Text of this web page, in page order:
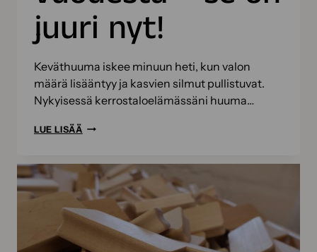
juuri nyt!
Keväthuuma iskee minuun heti, kun valon
määrä lisääntyy ja kasvien silmut pullistuvat.
Nykyisessä kerrostaloelämässäni huuma…
LUE LISÄÄ PARAS
SE
ON
JUURI
NYT!